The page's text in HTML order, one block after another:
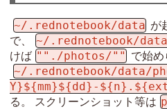
~/.rednotebook/data が
で、
~/.rednotebook/
けば ""./photos/"" で始
~/.rednotebook/data/
Y}${mm}${dd}-
る。 スクリーンショット等は